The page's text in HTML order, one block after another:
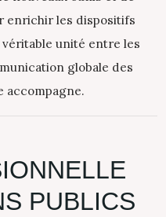
enrichir les dispositifs
unité entre les
globale des
accompagne.
PUBLICS